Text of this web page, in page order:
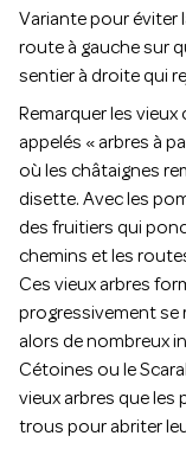
Variante pour éviter
route à gauche sur
sentier à droite qui
Remarquer les
appelés « arbres à
où les châtaignes
disette. Avec les
des fruitiers qui
chemins et les
Ces vieux arbres
progressivement se
alors de nombreux
Cétoines ou le
vieux arbres que les
trous pour abriter